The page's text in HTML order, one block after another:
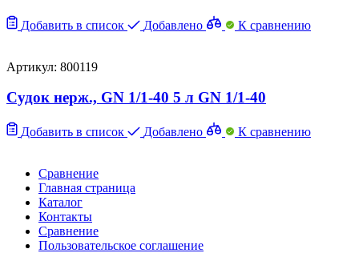
Добавить в список Добавлено К сравнению
Артикул: 800119
Судок нерж., GN 1/1-40 5 л GN 1/1-40
Добавить в список Добавлено К сравнению
Сравнение
Главная страница
Каталог
Контакты
Сравнение
Пользовательское соглашение